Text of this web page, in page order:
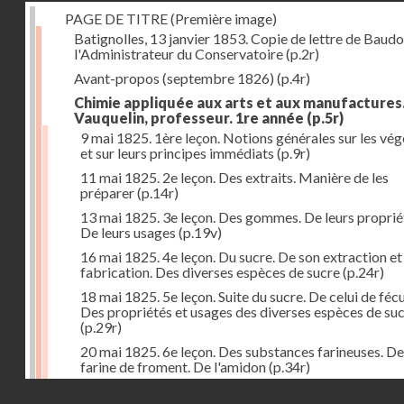
PAGE DE TITRE (Première image)
Batignolles, 13 janvier 1853. Copie de lettre de
l'Administrateur du Conservatoire(p.2r)
Avant-propos (septembre 1826) (p.4r)
Chimie appliquée aux arts et aux
Vauquelin, professeur. 1re année (p.5r)
9 mai 1825. 1ère leçon. Notions générales sur les
et sur leurs principes immédiats (p.9r)
11 mai 1825. 2e leçon. Des extraits. Manière de les
préparer(p.14r)
13 mai 1825. 3e leçon. Des gommes. De leurs
De leurs usages (p.19v)
16 mai 1825. 4e leçon. Du sucre. De son extraction et
fabrication. Des diverses espèces de sucre(p.24r)
18 mai 1825. 5e leçon. Suite du sucre. De celui de
Des propriétés et usages des diverses espèces de
(p.29r)
20 mai 1825. 6e leçon. Des substances farineuses.
farine de froment. De l'amidon(p.34r)